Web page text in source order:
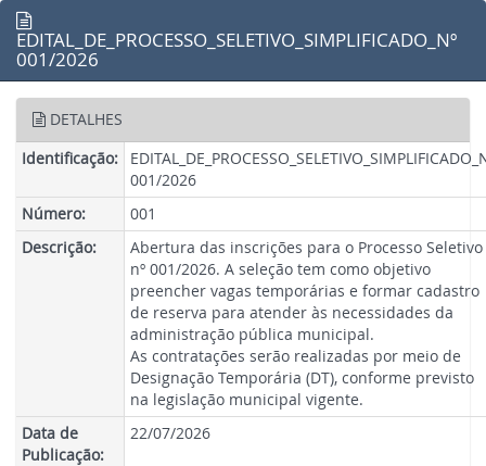
EDITAL_DE_PROCESSO_SELETIVO_SIMPLIFICADO_Nº
001/2026
DETALHES
Identificação:
001/2026
Número:
001
Descrição:
Abertura das inscrições para o Processo Seletivo
nº 001/2026. A seleção tem como objetivo
preencher vagas temporárias e formar cadastro
de reserva para atender às necessidades da
administração pública municipal.
As contratações serão realizadas por meio de
Designação Temporária (DT), conforme previsto
na legislação municipal vigente.
Data de
Publicação:
22/07/2026